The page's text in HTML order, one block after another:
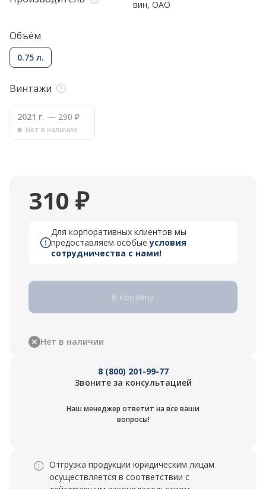
вин, ОАО
Объём
0.75 л.
Винтажи
2021 г. — 290 ₽
Нет в наличии
310 ₽
Для корпоративных клиентов мы
предоставляем особыеусловия
сотрудничества с нами!
В корзину
Нет в наличии
8 (800) 201-99-77
Звоните за консультацией
Наш менеджер ответит на все ваши
вопросы!
Отгрузка продукции юридическим лицам
осуществляется в соответствии с